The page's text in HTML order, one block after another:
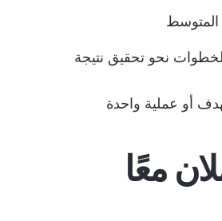
المتوسط
نحو تحقيق نتيجة
أو عملية واحدة
معًا